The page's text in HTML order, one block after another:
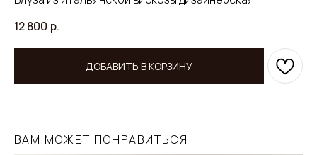
12 800 р.
ДОБАВИТЬ В КОРЗИНУ
ВАМ МОЖЕТ ПОНРАВИТЬСЯ